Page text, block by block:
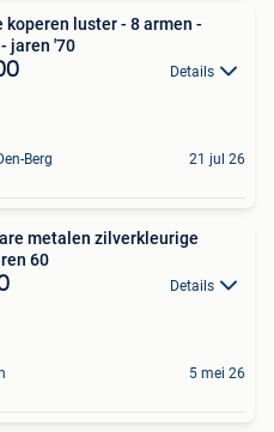
koperen luster - 8 armen -
jaren '70
Details
Berg 21 jul 26
metalen zilverkleurige
60
Details
5 mei 26